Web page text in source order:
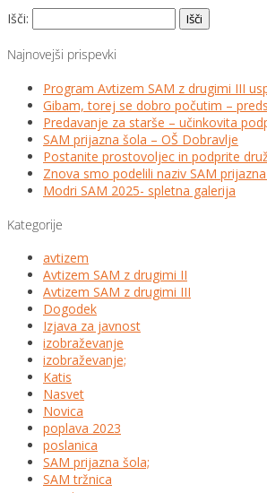
Išči:
Najnovejši prispevki
Program Avtizem SAM z drugimi III
Gibam, torej se dobro počutim –
Predavanje za starše – učinkovita
SAM prijazna šola – OŠ Dobravlje
Postanite prostovoljec in podprite
Znova smo podelili naziv SAM
Modri SAM 2025- spletna galerija
Kategorije
avtizem
Avtizem SAM z drugimi II
Avtizem SAM z drugimi III
Dogodek
Izjava za javnost
izobraževanje
izobraževanje;
Katis
Nasvet
Novica
poplava 2023
poslanica
SAM prijazna šola;
SAM tržnica